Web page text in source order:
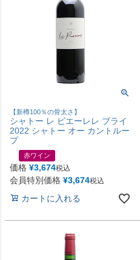
【新樽100％の骨太さ】
シャトー レ ピエーレレ ブライ
2022 シャトー オー カントルー
プ
赤ワイン
価格 ¥3,674税込
会員特別価格 ¥3,674税込
カートに入れる